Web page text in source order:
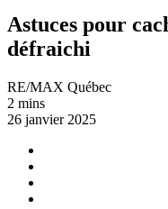
Astuces pour
défraichi
RE/MAX Québec
2 mins
26 janvier 2025